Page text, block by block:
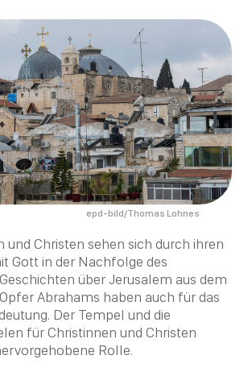
epd-bild/Thomas Lohnes
und Christen sehen sich durch ihren
Gott in der Nachfolge des
über Jerusalem aus dem
Abrahams haben auch für das
Der Tempel und die
für Christinnen und Christen
Rolle.